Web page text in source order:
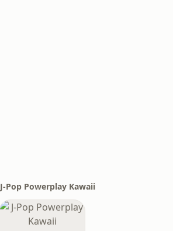
J-Pop Powerplay Kawaii